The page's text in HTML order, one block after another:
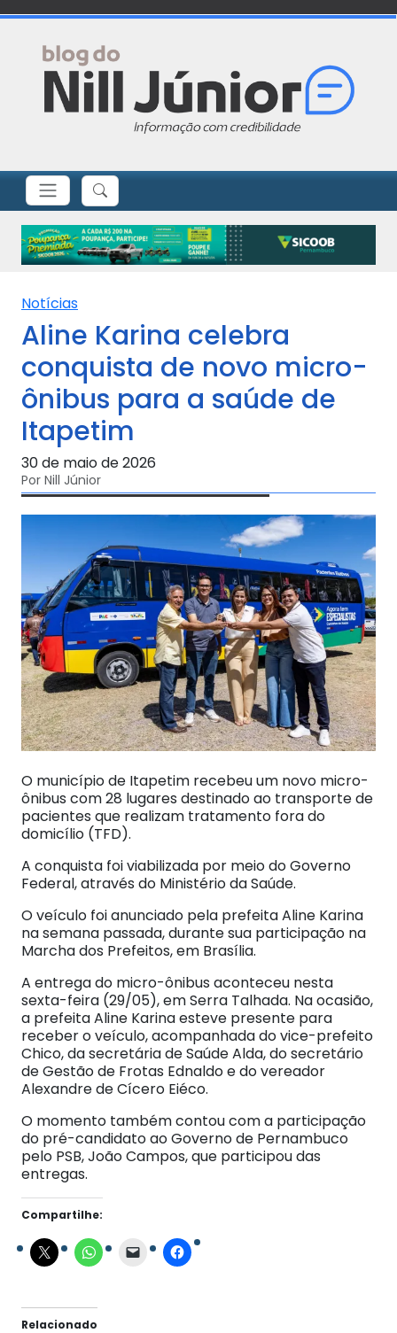
Notícias
Aline Karina celebra
conquista de novo micro-
ônibus para a saúde de
Itapetim
30 de maio de 2026
Por Nill Júnior
O município de Itapetim recebeu um novo micro-
ônibus com 28 lugares destinado ao transporte de
pacientes que realizam tratamento fora do
domicílio (TFD).
A conquista foi viabilizada por meio do Governo
Federal, através do Ministério da Saúde.
O veículo foi anunciado pela prefeita Aline Karina
na semana passada, durante sua participação na
Marcha dos Prefeitos, em Brasília.
A entrega do micro-ônibus aconteceu nesta
sexta-feira (29/05), em Serra Talhada. Na ocasião,
a prefeita Aline Karina esteve presente para
receber o veículo, acompanhada do vice-prefeito
Chico, da secretária de Saúde Alda, do secretário
de Gestão de Frotas Ednaldo e do vereador
Alexandre de Cícero Eiéco.
O momento também contou com a participação
do pré-candidato ao Governo de Pernambuco
pelo PSB, João Campos, que participou das
entregas.
Compartilhe:
Relacionado